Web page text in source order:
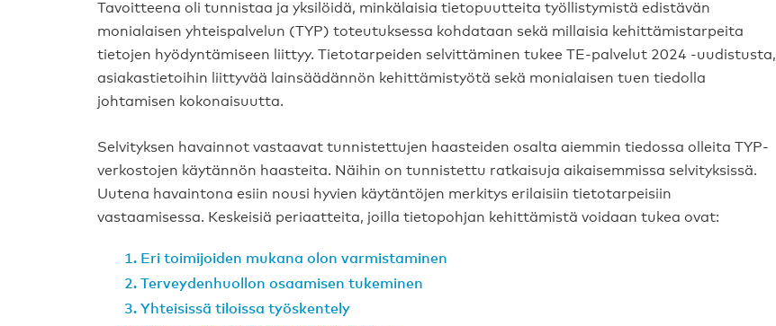
Tavoitteena oli tunnistaa ja yksilöidä, minkälaisia tietopuutteita työllistymistä edistävän
monialaisen yhteispalvelun (TYP) toteutuksessa kohdataan sekä millaisia kehittämistarpeita
tietojen hyödyntämiseen liittyy. Tietotarpeiden selvittäminen tukee TE-palvelut 2024 -uudistusta,
asiakastietoihin liittyvää lainsäädännön kehittämistyötä sekä monialaisen tuen tiedolla
johtamisen kokonaisuutta.
Selvityksen havainnot vastaavat tunnistettujen haasteiden osalta aiemmin tiedossa olleita TYP-
verkostojen käytännön haasteita. Näihin on tunnistettu ratkaisuja aikaisemmissa selvityksissä.
Uutena havaintona esiin nousi hyvien käytäntöjen merkitys erilaisiin tietotarpeisiin
vastaamisessa. Keskeisiä periaatteita, joilla tietopohjan kehittämistä voidaan tukea ovat:
Eri toimijoiden mukana olon varmistaminen
Terveydenhuollon osaamisen tukeminen
Yhteisissä tiloissa työskentely